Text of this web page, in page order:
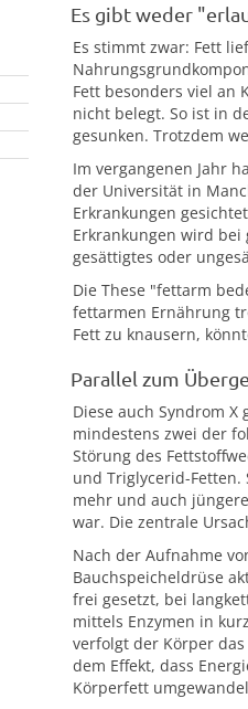
Es gibt weder
Es stimmt zwar: Fett
Fett besonders viel an
nicht belegt. So ist in
gesunken. Trotzdem
Im vergangenen Jahr
der Universität in
Erkrankungen
Erkrankungen wird
gesättigtes oder
Die These "fettarm
fettarmen Ernährung
Fett zu knausern,
Parallel zum
Diese auch Syndrom
mindestens zwei der
Störung des
und Triglycerid-Fetten.
mehr und auch
war. Die zentrale
Nach der Aufnahme
Bauchspeicheldrüse
frei gesetzt, bei
mittels Enzymen in
verfolgt der Körper
dem Effekt, dass
Körperfett